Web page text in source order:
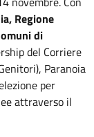
Regione
di
del Corriere
Paranoia
per
attraverso il